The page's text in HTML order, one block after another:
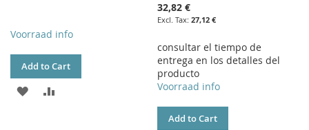
Voorraad info
Add to Cart
ADD
32,82 €
27,12 €
consultar el tiempo de
entrega en los detalles del
producto
Voorraad info
Add to Cart